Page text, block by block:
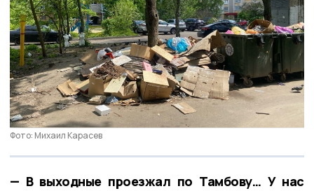
Фото: Михаил Карасев
— В выходные проезжал по Тамбову… У нас